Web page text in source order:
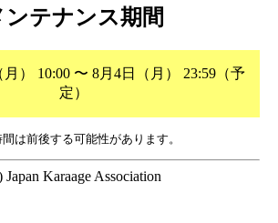
ンテナンス期間
月） 10:00 〜 8月4日（月） 23:59（予
定）
は前後する可能性があります。
Japan Karaage Association